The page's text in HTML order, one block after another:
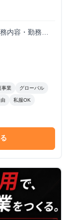
内容・勤務状
事業 グローバル
私服OK